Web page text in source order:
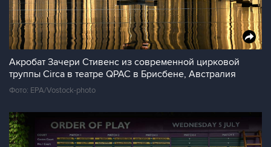
Акробат Зачери Стивенс из современной цирковой
труппы Circa в театре QPAC в Брисбене, Австралия
Фото: EPA/Vostock-photo